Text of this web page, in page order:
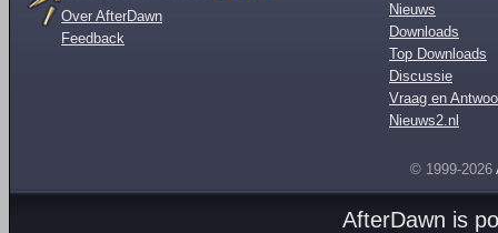
Over AfterDawn
Feedback
Nieuws
Downloads
Top Downloads
Discussie
Vraag en
Nieuws2.nl
© 1999-2026
AfterDawn is